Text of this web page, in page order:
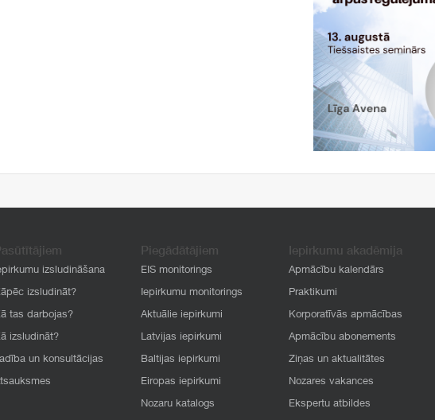
izsludināšana
izsludināt?
tas darbojas?
izsludināt?
un konsultācijas
Piegādātājiem
EIS monitorings
Iepirkumu monitorings
Aktuālie iepirkumi
Latvijas iepirkumi
Baltijas iepirkumi
Eiropas iepirkumi
Nozaru katalogs
Iepirkumu akadēmija
Apmācību kalendārs
Praktikumi
Korporatīvās apmācības
Apmācību abonements
Ziņas un aktualitātes
Nozares vakances
Ekspertu atbildes